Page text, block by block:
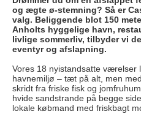
og ægte ø-stemning? Så er
valg. Beliggende blot 150
Anholts hyggelige havn,
livlige sommerliv, tilbyder vi
eventyr og afslapning.
Vores 18 nyistandsatte værelser
havnemiljø – tæt på alt, men
skridt fra friske fisk og
hvide sandstrande på begge
lokale købmand med friskbagt